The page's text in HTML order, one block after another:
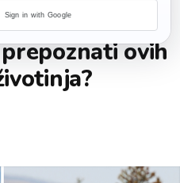
ovih
Sign in with Google